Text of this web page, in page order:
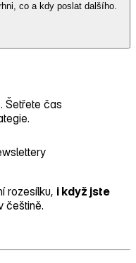
co a kdy poslat dalšího.
Šetřete čas
rozesílku, i když jste
češtině.